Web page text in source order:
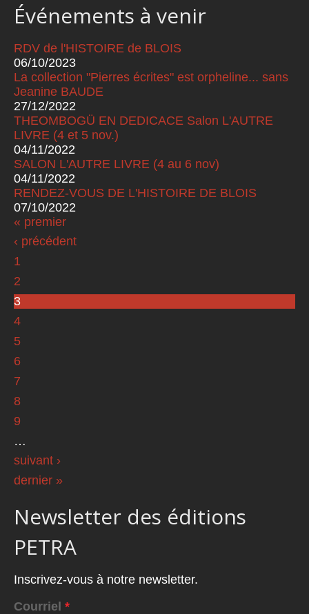
Événements à venir
RDV de l'HISTOIRE de BLOIS
06/10/2023
La collection "Pierres écrites" est orpheline... sans
Jeanine BAUDE
27/12/2022
THEOMBOGÜ EN DEDICACE Salon L'AUTRE
LIVRE (4 et 5 nov.)
04/11/2022
SALON L'AUTRE LIVRE (4 au 6 nov)
04/11/2022
RENDEZ-VOUS DE L'HISTOIRE DE BLOIS
07/10/2022
Pages
« premier
‹ précédent
1
2
3
4
5
6
7
8
9
…
suivant ›
dernier »
Newsletter des éditions
PETRA
Inscrivez-vous à notre newsletter.
Courriel *